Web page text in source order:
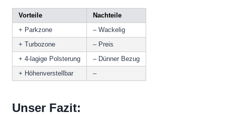
Vorteile
Nachteile
+ Parkzone
– Wackelig
+ Turbozone
– Preis
+ 4-lagige Polsterung
– Dünner Bezug
+ Höhenverstellbar
–
Unser Fazit: